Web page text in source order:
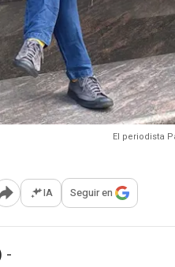
El periodista
Abrir opciones para
IA Seguir en
-